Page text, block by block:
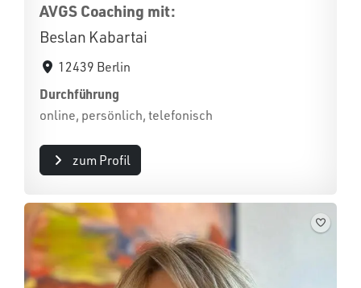
AVGS Coaching mit:
Beslan Kabartai
12439 Berlin
Durchführung
online, persönlich, telefonisch
zum Profil